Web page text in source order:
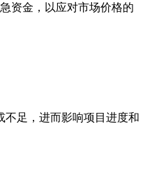
资金，以应对市场价格的
不足，进而影响项目进度和